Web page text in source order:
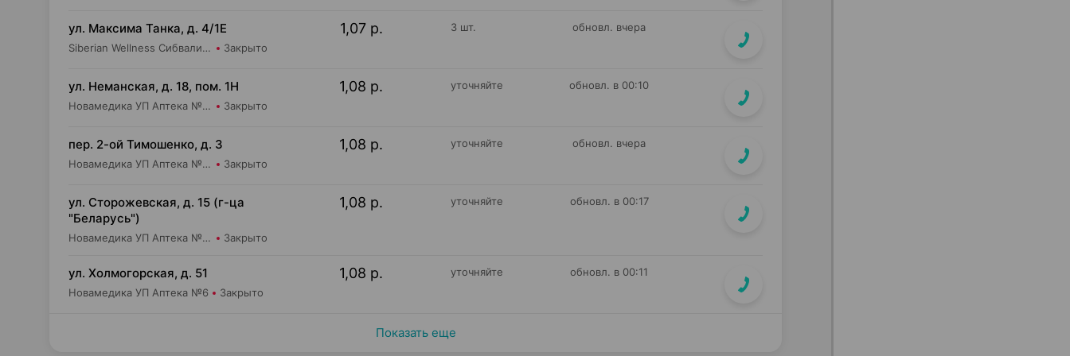
ул. Максима Танка, д. 4/1Е
Siberian Wellness Сибвалио-Бел ИООО Аптека №1 Закрыто
1,07 р. 3 шт. обновл. вчера
ул. Неманская, д. 18, пом. 1Н
Новамедика УП Аптека №10 Закрыто
1,08 р. уточняйте обновл. в 00:10
пер. 2-ой Тимошенко, д. 3
Новамедика УП Аптека №27 Закрыто
1,08 р. уточняйте обновл. вчера
ул. Сторожевская, д. 15 (г-ца
"Беларусь")
Новамедика УП Аптека №18 Закрыто
1,08 р. уточняйте обновл. в 00:17
ул. Холмогорская, д. 51
Новамедика УП Аптека №6 Закрыто
1,08 р. уточняйте обновл. в 00:11
Показать еще